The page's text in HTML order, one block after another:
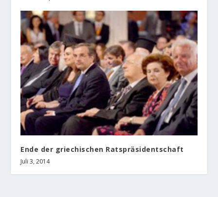
Ende der griechischen Ratspräsidentschaft
Juli 3, 2014